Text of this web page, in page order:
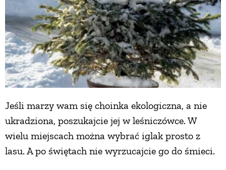
Jeśli marzy wam się choinka ekologiczna, a nie
ukradziona, poszukajcie jej w leśniczówce. W
wielu miejscach można wybrać iglak prosto z
lasu. A po świętach nie wyrzucajcie go do śmieci.